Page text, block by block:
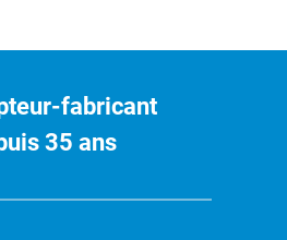
fabricant
35 ans